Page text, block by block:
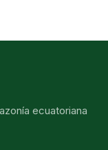
ecuatoriana